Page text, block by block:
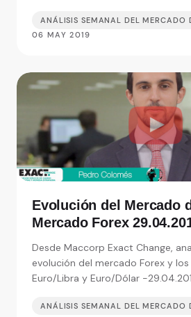
ANÁLISIS SEMANAL DEL MERCADO
06 MAY 2019
Evolución del Mercado
Mercado Forex
de Exact Change,
de moneda
Desde Maccorp Exact Change,
evolución del mercado Forex y
Euro/Libra y Euro/Dólar -
ANÁLISIS SEMANAL DEL MERCADO